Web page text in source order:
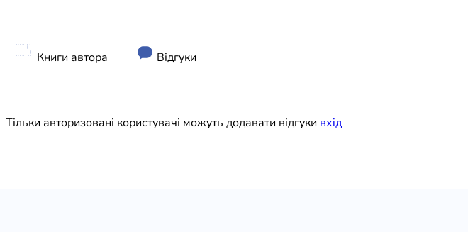
Художня література
Книги автора Відгуки
Тільки авторизовані користувачі можуть додавати відгуки вхiд